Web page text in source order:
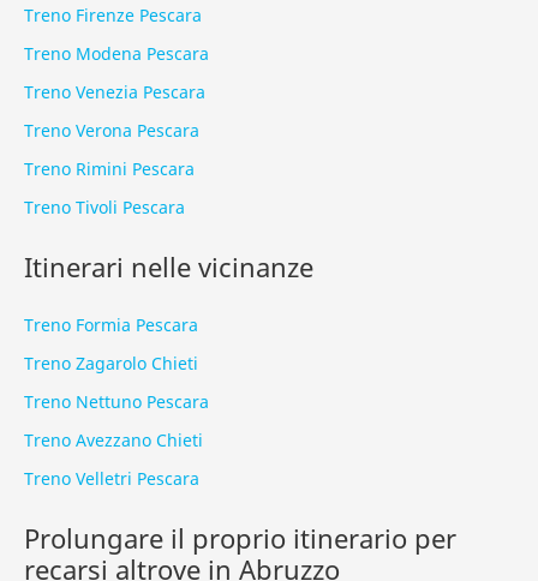
Treno Firenze Pescara
Treno Modena Pescara
Treno Venezia Pescara
Treno Verona Pescara
Treno Rimini Pescara
Treno Tivoli Pescara
Itinerari nelle vicinanze
Treno Formia Pescara
Treno Zagarolo Chieti
Treno Nettuno Pescara
Treno Avezzano Chieti
Treno Velletri Pescara
Prolungare il proprio itinerario per
recarsi altrove in Abruzzo